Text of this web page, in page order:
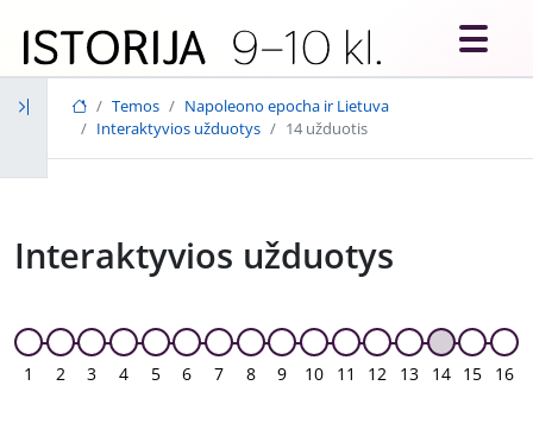
Temos
Napoleono epocha ir Lietuva
Interaktyvios užduotys
14 užduotis
Interaktyvios užduotys
1 2 3 4 5 6 7 8 9 10 11 12 13 14 15 16